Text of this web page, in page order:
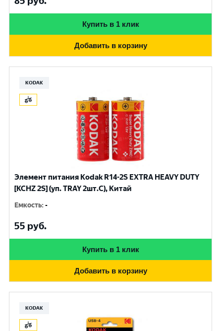
Купить в 1 клик
Добавить в корзину
KODAK
Элемент питания Kodak R14-2S EXTRA HEAVY DUTY
[KCHZ 2S] (уп. TRAY 2шт.C), Китай
Емкость:-
55 руб.
Купить в 1 клик
Добавить в корзину
KODAK